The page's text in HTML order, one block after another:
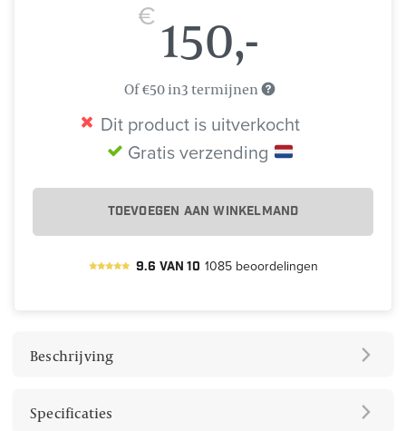
€ 150,-
Of €50 in3 termijnen
Dit product is uitverkocht
Gratis verzending
TOEVOEGEN AAN WINKELMAND
9.6 van 10 1085 beoordelingen
Beschrijving
Specificaties